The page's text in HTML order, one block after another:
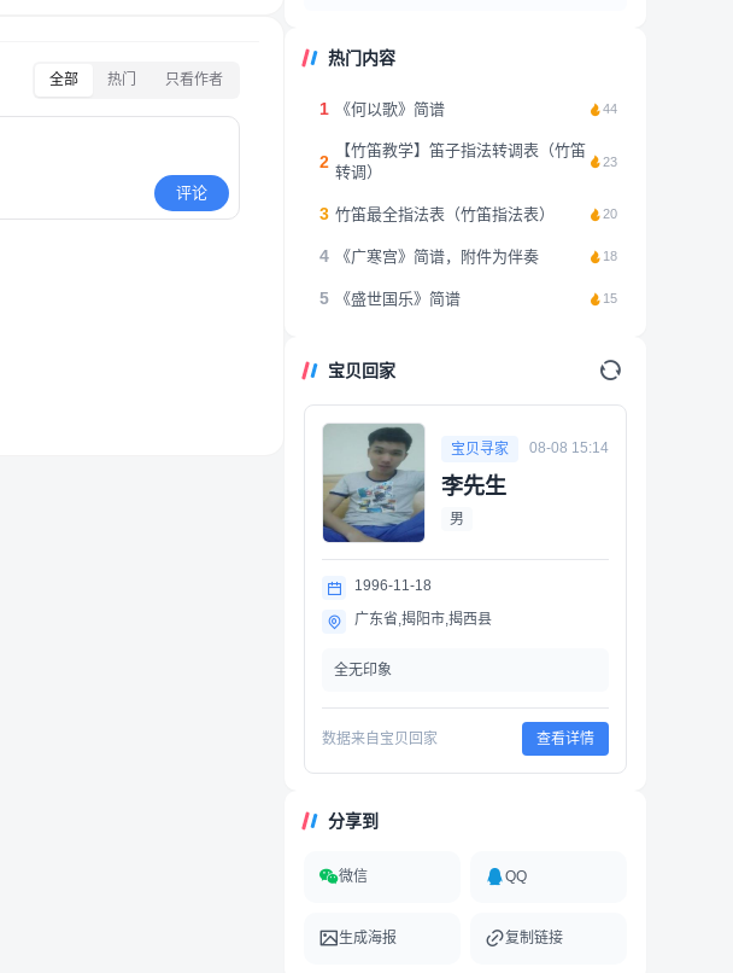
全部 热门 只看作者
评论
热门内容
1 《何以歌》简谱 44
2
【竹笛教学】笛子指法转调表（竹笛
转调）
23
3 竹笛最全指法表（竹笛指法表） 20
4 《广寒宫》简谱，附件为伴奏 18
5 《盛世国乐》简谱 15
宝贝回家
宝贝寻家 08-08 15:14
李先生
男
1996-11-18
广东省,揭阳市,揭西县
全无印象
数据来自宝贝回家 查看详情
分享到
微信 QQ
生成海报 复制链接